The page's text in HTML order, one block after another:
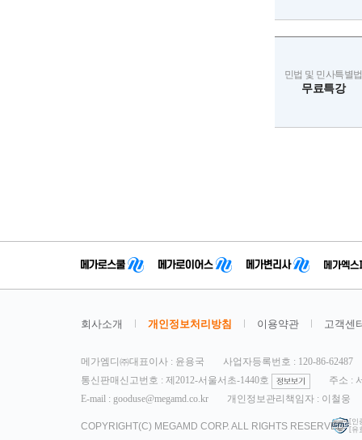
민법 및 민사특별법
무료특강
회사소개 개인정보처리방침 이용약관 고객센
메가엠디㈜대표이사 : 윤용국
사업자등록번호 : 120-86-62487
통신판매신고번호 : 제2012-서울서초-1440호
주소 :
E-mail : gooduse@megamd.co.kr
개인정보관리책임자 : 이철웅
COPYRIGHT(C) MEGAMD CORP. ALL RIGHTS RESERVED. [인
[유